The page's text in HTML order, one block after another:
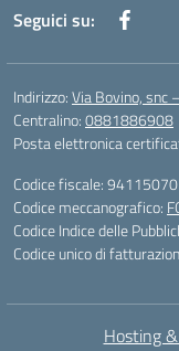
Seguici su:
Indirizzo:Via Bovino, snc
Centralino:0881886908
Posta elettronica
Codice fiscale:
Codice meccanografico:
Codice Indice delle
Codice unico di
Hosting